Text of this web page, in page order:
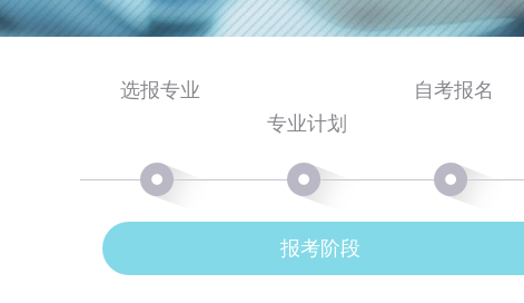
选报专业
专业计划
自考报名
报考阶段